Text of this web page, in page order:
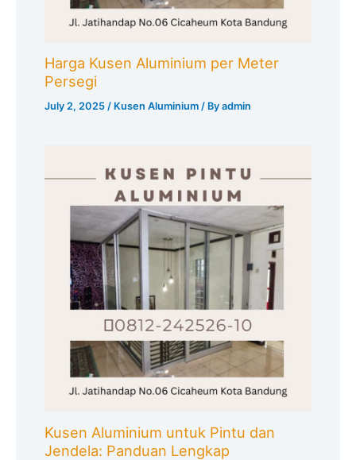
Harga Kusen Aluminium per Meter
Persegi
July 2, 2025/ Kusen Aluminium / Byadmin
Kusen Aluminium untuk Pintu dan
Jendela: Panduan Lengkap